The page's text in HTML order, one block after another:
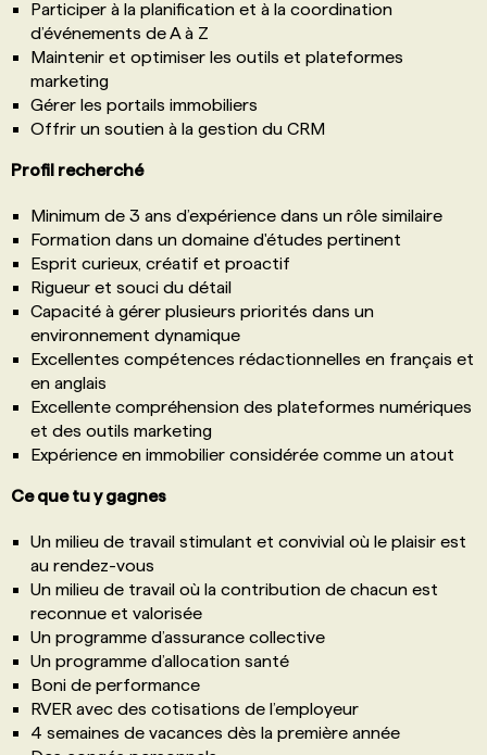
Participer à la planification et à la coordination
d’événements de A à Z
Maintenir et optimiser les outils et plateformes
marketing
Gérer les portails immobiliers
Offrir un soutien à la gestion du CRM
Profil recherché
Minimum de 3 ans d’expérience dans un rôle similaire
Formation dans un domaine d'études pertinent
Esprit curieux, créatif et proactif
Rigueur et souci du détail
Capacité à gérer plusieurs priorités dans un
environnement dynamique
Excellentes compétences rédactionnelles en français et
en anglais
Excellente compréhension des plateformes numériques
et des outils marketing
Expérience en immobilier considérée comme un atout
Ce que tu y gagnes
Un milieu de travail stimulant et convivial où le plaisir est
au rendez-vous
Un milieu de travail où la contribution de chacun est
reconnue et valorisée
Un programme d’assurance collective
Un programme d’allocation santé
Boni de performance
RVER avec des cotisations de l’employeur
4 semaines de vacances dès la première année